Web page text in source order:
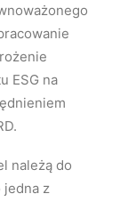
ESG na
należą do
jedna z